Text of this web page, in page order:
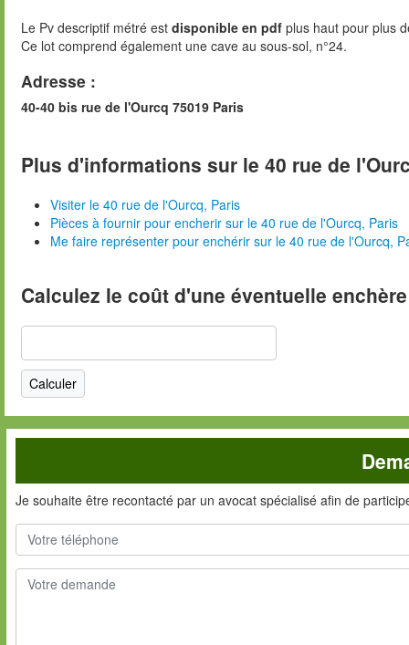
Le Pv descriptif métré est disponible en pdf plus haut pour plus
Ce lot comprend également une cave au sous-sol, n°24.
Adresse :
40-40 bis rue de l'Ourcq 75019 Paris
Plus d'informations sur le 40 rue de
Visiter le 40 rue de l'Ourcq, Paris
Pièces à fournir pour encherir sur le 40 rue de l'Ourcq, Paris
Me faire représenter pour enchérir sur le 40 rue de l'Ourcq,
Calculez le coût d'une éventuelle
Je souhaite être recontacté par un avocat spécialisé afin de